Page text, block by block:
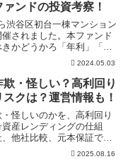
ンドの投資考察！
渋谷区初台一棟マンション
されました。本ファンド
かどうかろ「年利」「リ
内容」の視点で解説してい
の過去実績などもま
案件の投資の有無の参考
れば幸いです。
2024.05.03
・怪しい？高利回り
クは？運営情報も！
怪しいのかを、高利回り
産レンディングの仕組
他社比較、元本保証では
ら整理。利用前に公式条
2025.08.16